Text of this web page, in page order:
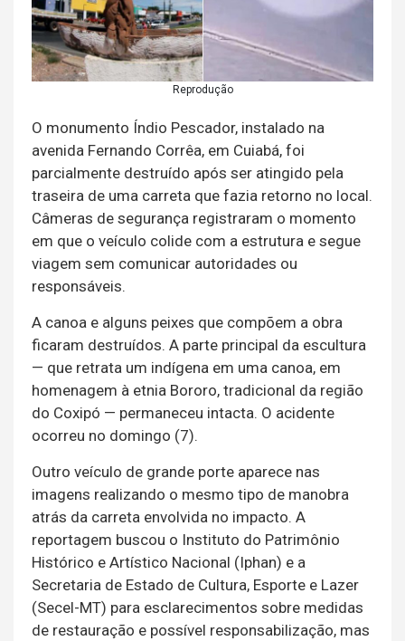
Reprodução
O monumento Índio Pescador, instalado na
avenida Fernando Corrêa, em Cuiabá, foi
parcialmente destruído após ser atingido pela
traseira de uma carreta que fazia retorno no local.
Câmeras de segurança registraram o momento
em que o veículo colide com a estrutura e segue
viagem sem comunicar autoridades ou
responsáveis.
A canoa e alguns peixes que compõem a obra
ficaram destruídos. A parte principal da escultura
— que retrata um indígena em uma canoa, em
homenagem à etnia Bororo, tradicional da região
do Coxipó — permaneceu intacta. O acidente
ocorreu no domingo (7).
Outro veículo de grande porte aparece nas
imagens realizando o mesmo tipo de manobra
atrás da carreta envolvida no impacto. A
reportagem buscou o Instituto do Patrimônio
Histórico e Artístico Nacional (Iphan) e a
Secretaria de Estado de Cultura, Esporte e Lazer
(Secel-MT) para esclarecimentos sobre medidas
de restauração e possível responsabilização, mas